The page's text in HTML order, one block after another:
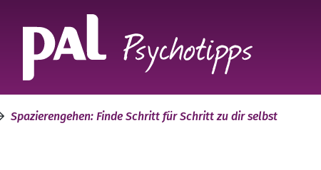
Spazierengehen: Finde Schritt für Schritt zu dir selbst